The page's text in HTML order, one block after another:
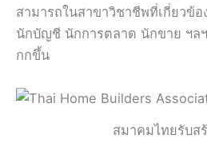
สามารถในสาขาวิชาชีพที่เกี่ยวข้
นักบัญชี นักการตลาด นักขาย ฯล
กกขึ้น
สมาคมไทยรับส